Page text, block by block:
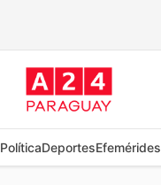
PolíticaDeportesEfemérides